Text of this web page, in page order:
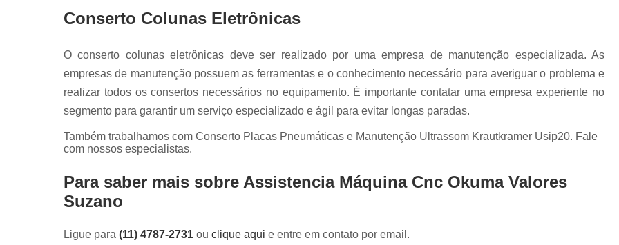
Placa de I/
Conserto
Conserto Ihm Siemens
Conserto Painel Lcd Siemens
Conserto
Conserto Placas Eletrônicas
Conserto Step 7 Siemens
Conserto
Conserto Servo Drive Brushless
Conserto Colunas Eletrônicas
O conserto colunas eletrônicas deve ser realizado por uma empresa de manutenção especializada. As
empresas de manutenção possuem as ferramentas e o conhecimento necessário para averiguar o problema e
realizar todos os consertos necessários no equipamento. É importante contatar uma empresa experiente no
segmento para garantir um serviço especializado e ágil para evitar longas paradas.
Também trabalhamos com Conserto Placas Pneumáticas e Manutenção Ultrassom Krautkramer Usip20. Fale
com nossos especialistas.
Para saber mais sobre Assistencia Máquina Cnc Okuma Valores
Suzano
Ligue para (11) 4787-2731 ou clique aqui e entre em contato por email.